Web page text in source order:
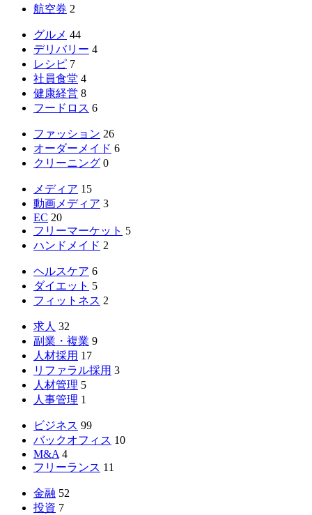
航空券 2
グルメ 44
デリバリー 4
レシピ 7
社員食堂 4
健康経営 8
フードロス 6
ファッション 26
オーダーメイド 6
クリーニング 0
メディア 15
動画メディア 3
EC 20
フリーマーケット 5
ハンドメイド 2
ヘルスケア 6
ダイエット 5
フィットネス 2
求人 32
副業・複業 9
人材採用 17
リファラル採用 3
人材管理 5
人事管理 1
ビジネス 99
バックオフィス 10
M&A 4
フリーランス 11
金融 52
投資 7